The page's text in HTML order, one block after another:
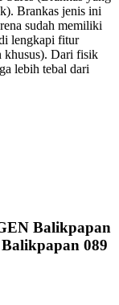
Brankas jenis ini
sudah memiliki
lengkapi fitur
khusus). Dari fisik
lebih tebal dari
Balikpapan
089